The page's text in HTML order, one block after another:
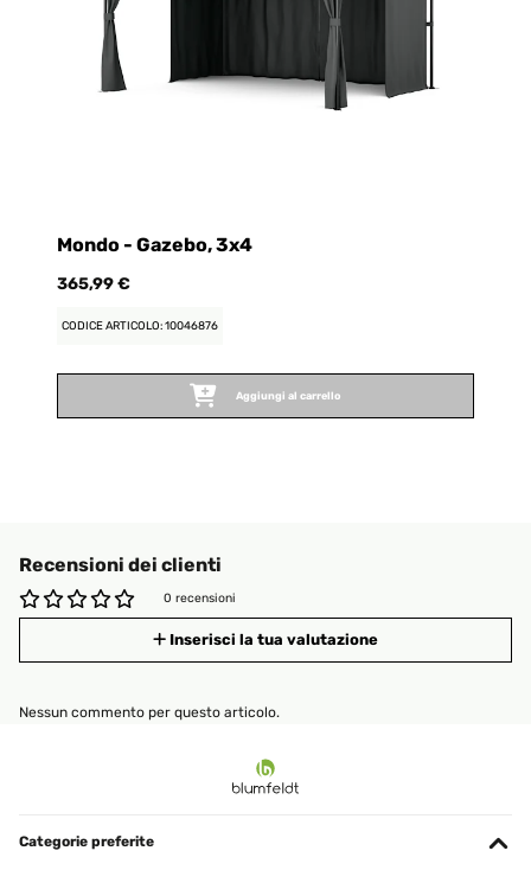
Mondo - Gazebo, 3x4
365,99 €
CODICE ARTICOLO: 10046876
Aggiungi al carrello
Recensioni dei clienti
0 recensioni
Inserisci la tua valutazione
Nessun commento per questo articolo.
Categorie preferite